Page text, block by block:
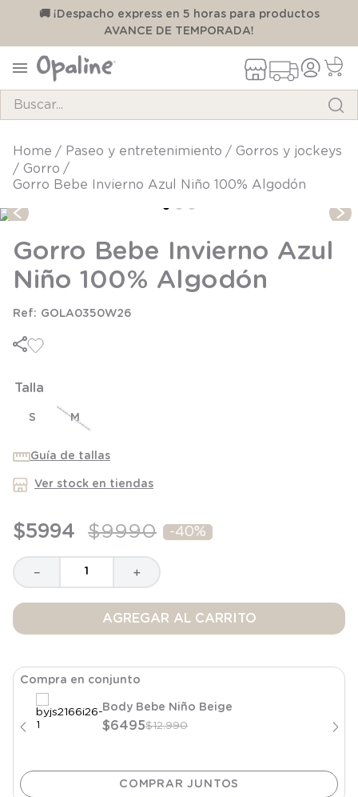
🚚 ¡Despacho express en 5 horas para productos
AVANCE DE TEMPORADA!
paseo y entretenimiento
gorros y jockeys
gorro
Gorro Bebe Invierno Azul Niño 100% Algodón
Gorro Bebe Invierno Azul
Niño 100% Algodón
GOLA0350W26
Talla
S M
Guía de tallas
Ver stock en tiendas
$5994 $9990 -40%
＋
－
AGREGAR AL CARRITO
Compra en conjunto
Body Bebe Niño Beige
$6495$12.990
TÉRMINOS MÁS BUSCADOS
1.
pijama
4 .
body
5 .
panty
6.
manta
7.
zapatillas niño